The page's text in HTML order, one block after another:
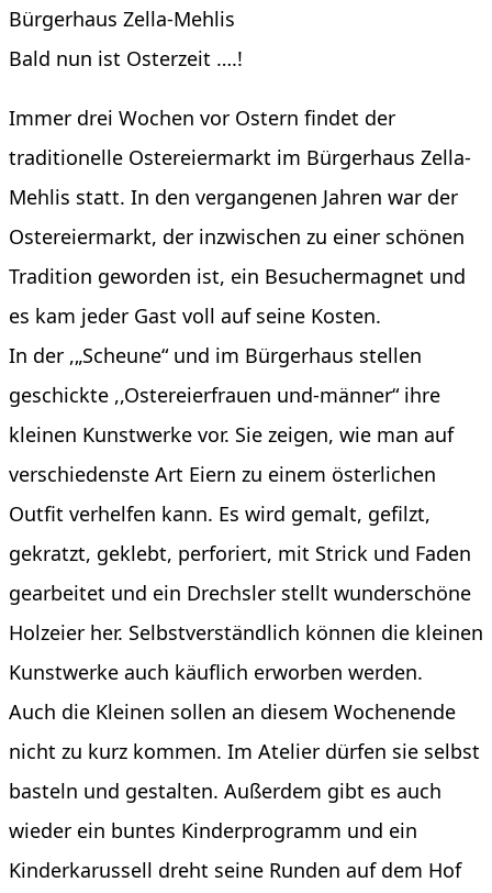
Bürgerhaus Zella-Mehlis
Bald nun ist Osterzeit ….!
Immer drei Wochen vor Ostern findet der
traditionelle Ostereiermarkt im Bürgerhaus Zella-
Mehlis statt. In den vergangenen Jahren war der
Ostereiermarkt, der inzwischen zu einer schönen
Tradition geworden ist, ein Besuchermagnet und
es kam jeder Gast voll auf seine Kosten.
In der ,„Scheune“ und im Bürgerhaus stellen
geschickte ,,Ostereierfrauen und-männer“ ihre
kleinen Kunstwerke vor. Sie zeigen, wie man auf
verschiedenste Art Eiern zu einem österlichen
Outfit verhelfen kann. Es wird gemalt, gefilzt,
gekratzt, geklebt, perforiert, mit Strick und Faden
gearbeitet und ein Drechsler stellt wunderschöne
Holzeier her. Selbstverständlich können die kleinen
Kunstwerke auch käuflich erworben werden.
Auch die Kleinen sollen an diesem Wochenende
nicht zu kurz kommen. Im Atelier dürfen sie selbst
basteln und gestalten. Außerdem gibt es auch
wieder ein buntes Kinderprogramm und ein
Kinderkarussell dreht seine Runden auf dem Hof